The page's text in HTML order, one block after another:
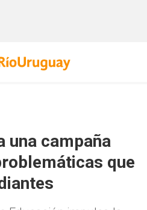
una campaña
que